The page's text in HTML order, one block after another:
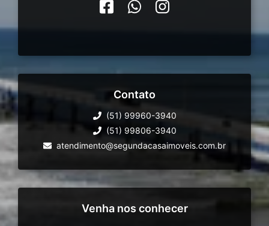
Contato
(51) 99960-3940
(51) 99806-3940
atendimento@segundacasaimoveis.com.br
Venha nos conhecer